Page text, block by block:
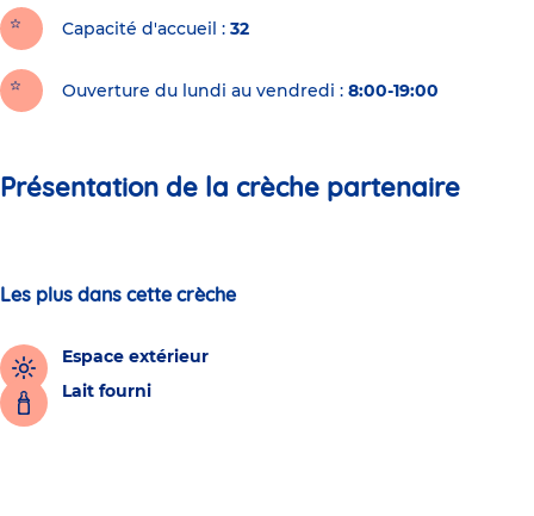
Capacité d'accueil 32
Ouverture du lundi au vendredi : 8:00-19:00
Présentation de la crèche partenaire
Les plus dans cette crèche
Espace extérieur
Lait fourni